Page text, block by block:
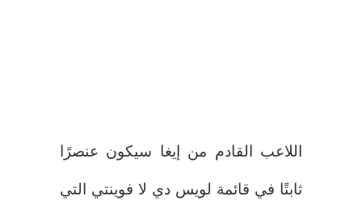
اللاعب القادم من إيغا سيكون عنصرًا
ثابتًا في قائمة لويس دي لا فوينتي التي